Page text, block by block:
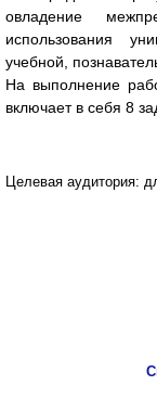
овладение
использования
учебной,
На выполнение
включает в себя 8
Целевая аудитория: